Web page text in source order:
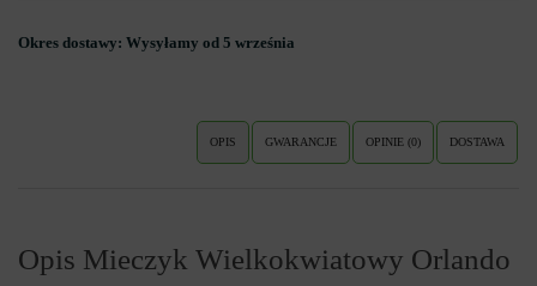
Okres dostawy: Wysyłamy od 5 września
OPIS GWARANCJE OPINIE (0) DOSTAWA
Opis Mieczyk Wielkokwiatowy Orlando